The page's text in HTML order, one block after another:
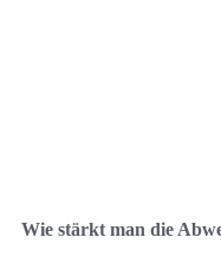
Wie stärkt man die